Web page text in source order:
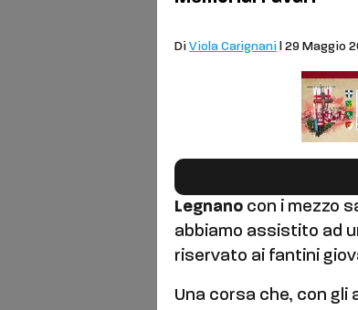
DiViola Carignani | 29 Maggio
Legnano con i mezzo
abbiamo assistito ad
riservato ai fantini
Una corsa che, con gli